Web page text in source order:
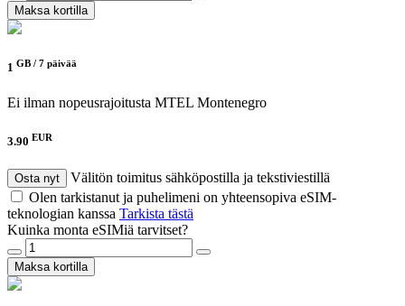
Maksa kortilla
1 GB / 7 päivää
Ei ilman nopeusrajoitusta MTEL Montenegro
3.90 EUR
Osta nyt
Välitön toimitus sähköpostilla ja tekstiviestillä
Olen tarkistanut ja puhelimeni on yhteensopiva eSIM-
teknologian kanssa Tarkista tästä
Kuinka monta eSIMiä tarvitset?
Maksa kortilla